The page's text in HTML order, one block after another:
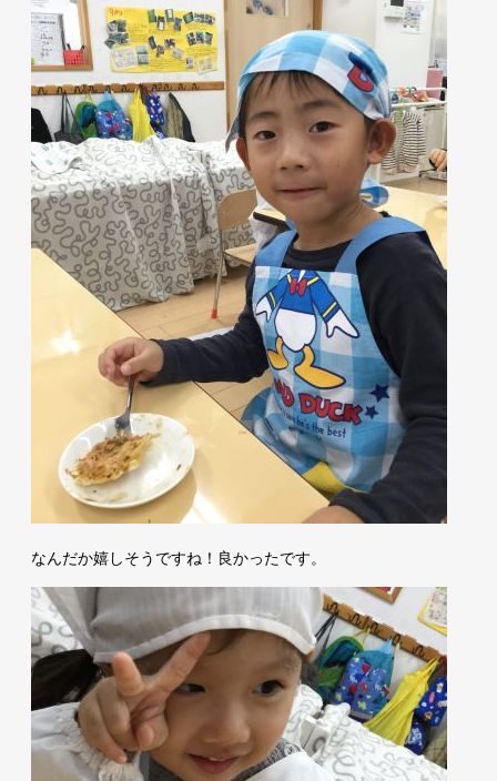
なんだか嬉しそうですね！良かったです。